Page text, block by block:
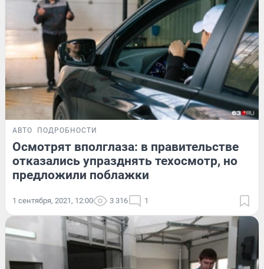
АВТО ПОДРОБНОСТИ
Осмотрят вполглаза: в правительстве
отказались упразднять техосмотр, но
предложили поблажки
1 сентября, 2021, 12:00 3 316 1